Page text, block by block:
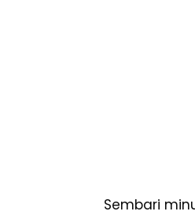
Sembari